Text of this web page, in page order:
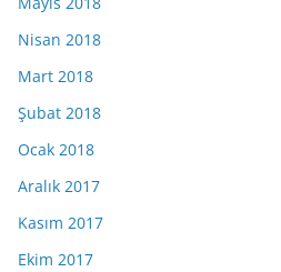
Nisan 2018
Mart 2018
Şubat 2018
Ocak 2018
Aralık 2017
Kasım 2017
Ekim 2017